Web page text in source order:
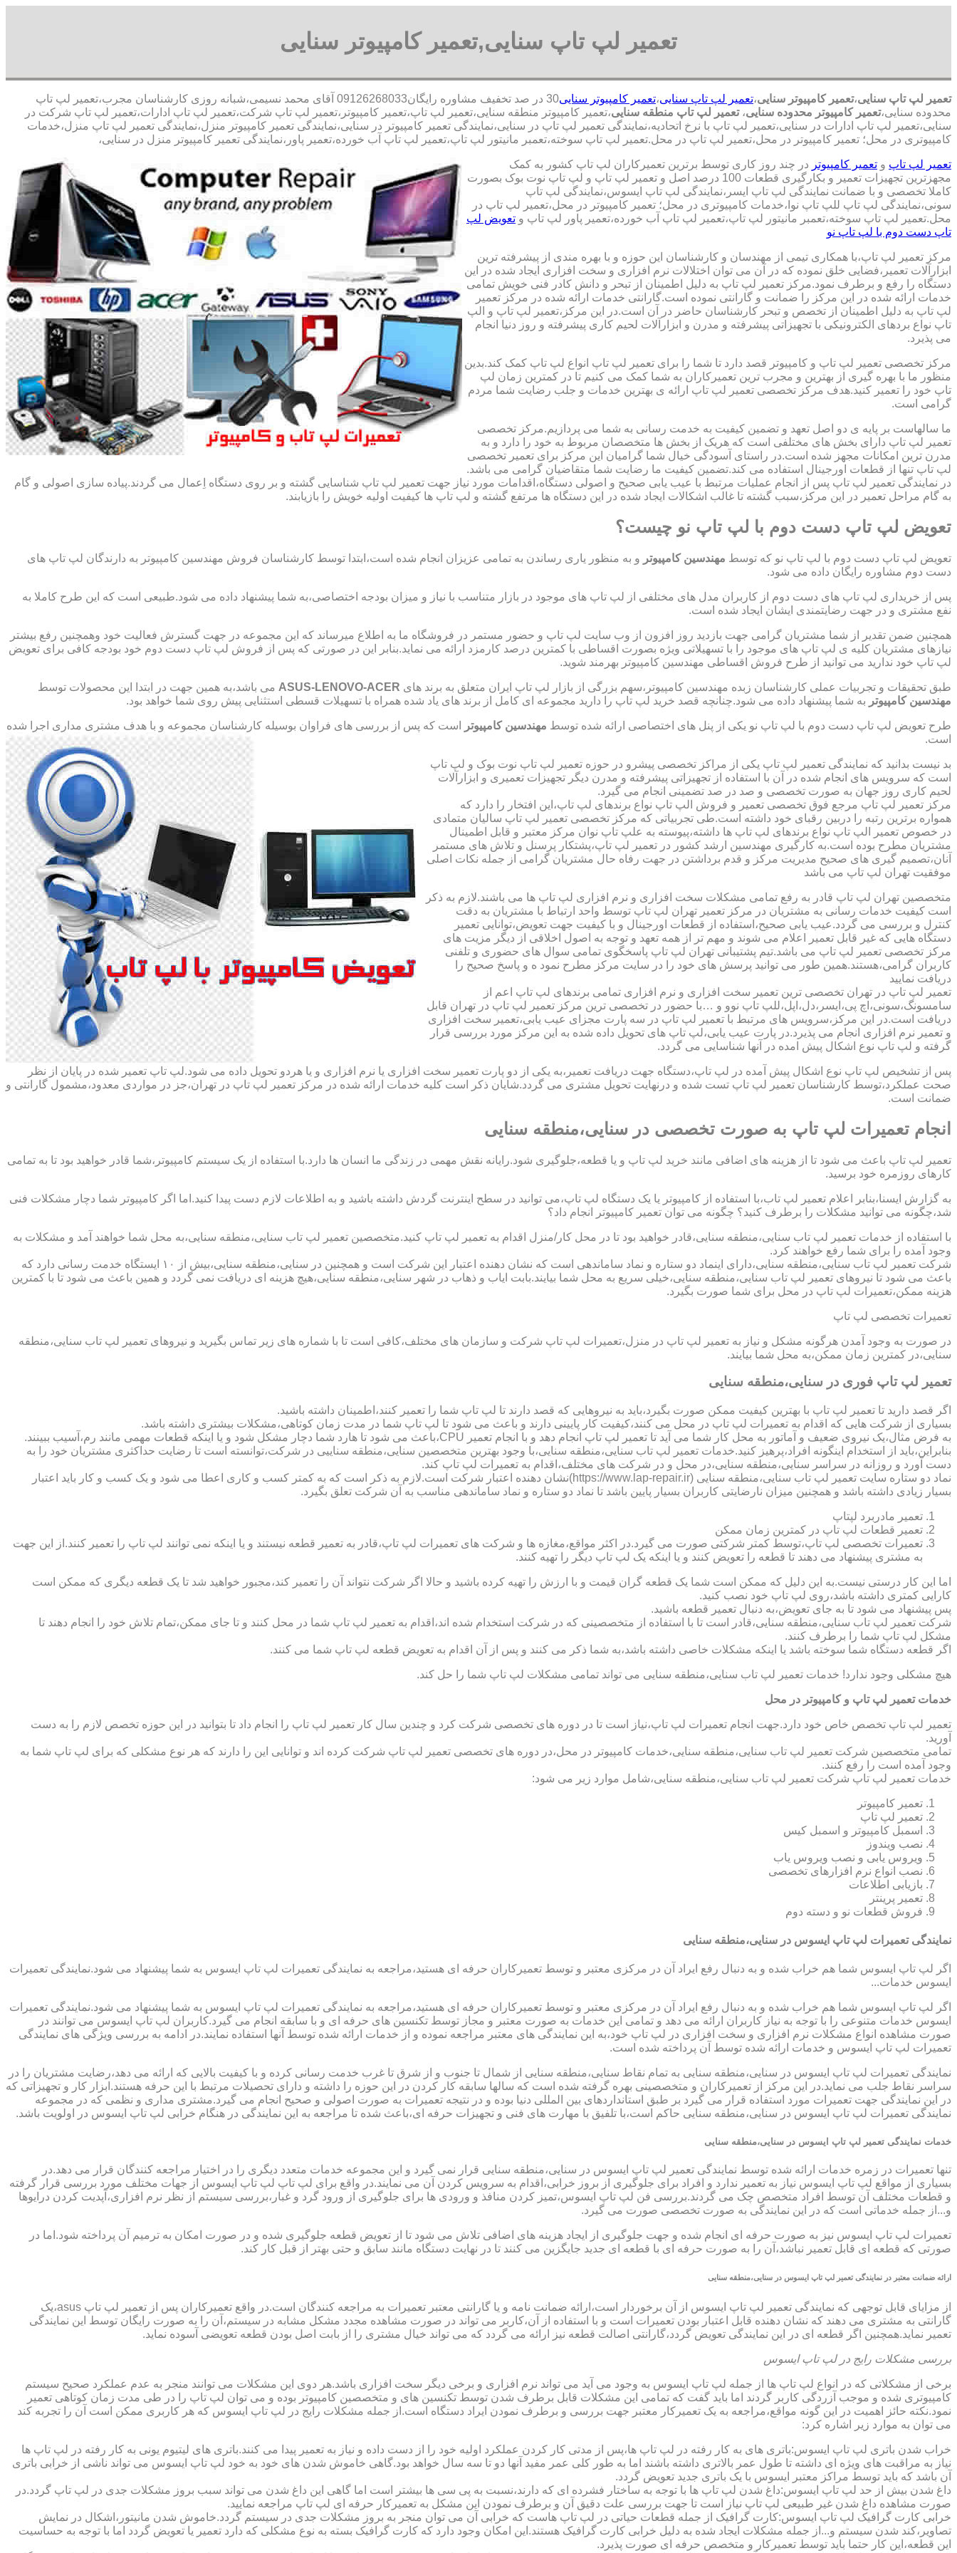
تعمیر لپ تاپ سنایی,تعمیر کامپیوتر سنایی
تعمیر لپ تاپ سنایی،تعمیر کامپیوتر سنایی،تعمیر لپ تاپ سنایی،تعمیر کامپیوتر سنایی
30 در صد تخفیف مشاوره رایگان09126268033 آقای محمد نسیمی،شبانه روزی کارشناسان مجرب،تعمیر لپ تاپ
محدوده سنایی،تعمیر کامپیوتر محدوده سنایی، تعمیر لپ تاپ منطقه سنایی،تعمیر کامپیوتر منطقه سنایی،تعمیر لپ تاپ،تعمیر کامپیوتر،تعمیر لپ تاپ شرکت،تعمیر لپ تاپ ادارات،تعمیر لپ تاپ شرکت در
سنایی،تعمیر لپ تاپ ادارات در سنایی،تعمیر لپ تاپ با نرخ اتحادیه،نمایندگی تعمیر لپ تاپ در سنایی،نمایندگی تعمیر کامپیوتر در سنایی،نمایندگی تعمیر کامپیوتر منزل،نمایندگی تعمیر لپ تاپ منزل،خدمات
کامپیوتری در محل؛ تعمیر کامپیوتر در محل،تعمیر لپ تاپ در محل.تعمیر لپ تاپ سوخته،تعمبر مانیتور لپ تاپ،تعمیر لپ تاپ آب خورده،تعمیر پاور،نمایندگی تعمیر کامپیوتر منزل در سنایی،
تعمیر لپ تاپ و تعمیر کامپیوتر در چند روز کاری توسط برترین تعمیرکاران لپ تاپ کشور به کمک
مجهزترین تجهیزات تعمیر و بکارگیری قطعات 100 درصد اصل و تعمیر لپ تاپ و لپ تاپ نوت بوک بصورت
کاملا تخصصی و با ضمانت نمایندگی لپ تاپ ایسر،نمایندگی لپ تاپ ایسوس،نمایندگی لپ تاپ
سونی،نمایندگی لپ تاپ للپ تاپ نوا،خدمات کامپیوتری در محل؛ تعمیر کامپیوتر در محل،تعمیر لپ تاپ در
محل.تعمیر لپ تاپ سوخته،تعمبر مانیتور لپ تاپ،تعمیر لپ تاپ آب خورده،تعمیر پاور لپ تاپ و تعویض لپ
تاپ دست دوم با لپ تاپ نو
مرکز تعمیر لپ تاپ،با همکاری تیمی از مهندسان و کارشناسان این حوزه و با بهره مندی از پیشرفته ترین
ابزارآلات تعمیر،فضایی خلق نموده که در آن می توان اختلالات نرم افزاری و سخت افزاری ایجاد شده در این
دستگاه را رفع و برطرف نمود.مرکز تعمیر لپ تاپ به دلیل اطمینان از تبحر و دانش کادر فنی خویش تمامی
خدمات ارائه شده در این مرکز را ضمانت و گارانتی نموده است.گارانتی خدمات ارائه شده در مرکز تعمیر
لپ تاپ به دلیل اطمینان از تخصص و تبحر کارشناسان حاضر در آن است.در این مرکز،تعمیر لپ تاپ و الپ
تاپ نواع بردهای الکترونیکی با تجهیزاتی پیشرفته و مدرن و ابزارآلات لحیم کاری پیشرفته و روز دنیا انجام
می پذیرد.
مرکز تخصصی تعمیر لپ تاپ و کامپیوتر قصد دارد تا شما را برای تعمیر لپ تاپ انواع لپ تاپ کمک کند.بدین
منظور ما با بهره گیری از بهترین و مجرب ترین تعمیرکاران به شما کمک می کنیم تا در کمترین زمان لپ
تاپ خود را تعمیر کنید.هدف مرکز تخصصی تعمیر لپ تاپ ارائه ی بهترین خدمات و جلب رضایت شما مردم
گرامی است.
ما سالهاست بر پایه ی دو اصل تعهد و تضمین کیفیت به خدمت رسانی به شما می پردازیم.مرکز تخصصی
تعمیر لپ تاپ دارای بخش های مختلفی است که هریک از بخش ها متخصصان مربوط به خود را دارد و به
مدرن ترین امکانات مجهز شده است.در راستای آسودگی خیال شما گرامیان این مرکز برای تعمیر تخصصی
لپ تاپ تنها از قطعات اورجینال استفاده می کند.تضمین کیفیت ما رضایت شما متقاضیان گرامی می باشد.
در نمایندگی تعمیر لپ تاپ پس از انجام عملیات مرتبط با عیب یابی صحیح و اصولی دستگاه،اقدامات مورد نیاز جهت تعمیر لپ تاپ شناسایی گشته و بر روی دستگاه اِعمال می گردند.پیاده سازی اصولی و گام
به گام مراحل تعمیر در این مرکز،سبب گشته تا غالب اشکالات ایجاد شده در این دستگاه ها مرتفع گشته و لپ تاپ ها کیفیت اولیه خویش را بازیابند.
تعویض لپ تاپ دست دوم با لپ تاپ نو چیست؟
تعویض لپ تاپ دست دوم با لپ تاپ نو که توسط مهندسین کامپیوتر و به منظور یاری رساندن به تمامی عزیزان انجام شده است،ابتدا توسط کارشناسان فروش مهندسین کامپیوتر به دارندگان لپ تاپ های
دست دوم مشاوره رایگان داده می شود.
پس از خریداری لپ تاپ های دست دوم از کاربران مدل های مختلفی از لپ تاپ های موجود در بازار متناسب با نیاز و میزان بودجه اختصاصی،به شما پیشنهاد داده می شود.طبیعی است که این طرح کاملا به
نفع مشتری و در جهت رضایتمندی ایشان ایجاد شده است.
همچنین ضمن تقدیر از شما مشتریان گرامی جهت بازدید روز افزون از وب سایت لپ تاپ و حضور مستمر در فروشگاه ما به اطلاع میرساند که این مجموعه در جهت گسترش فعالیت خود وهمچنین رفع بیشتر
نیازهای مشتریان کلیه ی لپ تاپ های موجود را با تسهیلاتی ویژه بصورت اقساطی با کمترین درصد کارمزد ارائه می نماید.بنابر این در صورتی که پس از فروش لپ تاپ دست دوم خود بودجه کافی برای تعویض
لپ تاپ خود ندارید می توانید از طرح فروش اقساطی مهندسین کامپیوتر بهرمند شوید.
طبق تحقیقات و تجربیات عملی کارشناسان زبده مهندسین کامپیوتر،سهم بزرگی از بازار لپ تاپ ایران متعلق به برند های ASUS-LENOVO-ACER می باشد،به همین جهت در ابتدا این محصولات توسط
مهندسین کامپیوتر به شما پیشنهاد داده می شود.چنانچه قصد خرید لپ تاپ را دارید مجموعه ای کامل از برند های یاد شده همراه با تسهیلات قسطی استثنایی پیش روی شما خواهد بود.
طرح تعویض لپ تاپ دست دوم با لپ تاپ نو یکی از پنل های اختصاصی ارائه شده توسط مهندسین کامپیوتر
است که پس از بررسی های فراوان بوسیله کارشناسان مجموعه و با هدف مشتری مداری اجرا شده
است.
بد نیست بدانید که نمایندگی تعمیر لپ تاپ یکی از مراکز تخصصی پیشرو در حوزه تعمیر لپ تاپ نوت بوک و لپ تاپ
است که سرویس های انجام شده در آن با استفاده از تجهیزاتی پیشرفته و مدرن دیگر تجهیزات تعمیری و ابزارآلات
لحیم کاری روز جهان به صورت تخصصی و صد در صد تضمینی انجام می گیرد.
مرکز تعمیر لپ تاپ مرجع فوق تخصصی تعمیر و فروش الپ تاپ نواع برندهای لپ تاپ،این افتخار را دارد که
همواره برترین رتبه را دربین رقبای خود داشته است.طی تجربیاتی که مرکز تخصصی تعمیر لپ تاپ سالیان متمادی
در خصوص تعمیر الپ تاپ نواع برندهای لپ تاپ ها داشته،پیوسته به علپ تاپ نوان مرکز معتبر و قابل اطمینال
مشتریان مطرح بوده است.به کارگیری مهندسین ارشد کشور در تعمیر لپ تاپ،پشتکار پرسنل و تلاش های مستمر
آنان،تصمیم گیری های صحیح مدیریت مرکز و قدم برداشتن در جهت رفاه حال مشتریان گرامی از جمله نکات اصلی
موفقیت تهران لپ تاپ می باشد
متخصصین تهران لپ تاپ قادر به رفع تمامی مشکلات سخت افزاری و نرم افزاری لپ تاپ ها می باشند.لازم به ذکر
است کیفیت خدمات رسانی به مشتریان در مرکز تعمیر تهران لپ تاپ توسط واحد ارتباط با مشتریان به دقت
کنترل و بررسی می گردد.عیب یابی صحیح،استفاده از قطعات اورجینال و با کیفیت جهت تعویض،توانایی تعمیر
دستگاه هایی که غیر قابل تعمیر اعلام می شوند و مهم تر از همه تعهد و توجه به اصول اخلاقی از دیگر مزیت های
مرکز تخصصی تعمیر لپ تاپ می باشد.تیم پشتیبانی تهران لپ تاپ پاسخگوی تمامی سوال های حضوری و تلفنی
کاربران گرامی،هستند.همین طور می توانید پرسش های خود را در سایت مرکز مطرح نمود ه و پاسخ صحیح را
دریافت نمایید
تعمیر لپ تاپ در تهران تخصصی ترین تعمیر سخت افزاری و نرم افزاری تمامی برندهای لپ تاپ اعم از
سامسونگ،سونی،اچ پی،ایسر،دل،اپل،للپ تاپ نوو و …با حضور در تخصصی ترین مرکز تعمیر لپ تاپ در تهران قابل
دریافت است.در این مرکز،سرویس های مرتبط با تعمیر لپ تاپ در سه پارت مجزای عیب یابی،تعمیر سخت افزاری
و تعمیر نرم افزاری انجام می پذیرد.در پارت عیب یابی،لپ تاپ های تحویل داده شده به این مرکز مورد بررسی قرار
گرفته و لپ تاپ نوع اشکال پیش امده در آنها شناسایی می گردد.
پس از تشخیص لپ تاپ نوع اشکال پیش آمده در لپ تاپ،دستگاه جهت دریافت تعمیر،به یکی از دو پارت تعمیر سخت افزاری یا نرم افزاری و یا هردو تحویل داده می شود.لپ تاپ تعمیر شده در پایان از نظر
صحت عملکرد،توسط کارشناسان تعمیر لپ تاپ تست شده و درنهایت تحویل مشتری می گردد.شایان ذکر است کلیه خدمات ارائه شده در مرکز تعمیر لپ تاپ در تهران،جز در مواردی معدود،مشمول گارانتی و
ضمانت است.
انجام تعمیرات لپ تاپ به صورت تخصصی در سنایی،منطقه سنایی
تعمیر لپ تاپ باعث می شود تا از هزینه های اضافی مانند خرید لپ تاپ و یا قطعه،جلوگیری شود.رایانه نقش مهمی در زندگی ما انسان ها دارد.با استفاده از یک سیستم کامپیوتر،شما قادر خواهید بود تا به تمامی
کارهای روزمره خود برسید.
به گزارش ایسنا،بنابر اعلام تعمیر لپ تاب،با استفاده از کامپیوتر یا یک دستگاه لپ تاپ،می توانید در سطح اینترنت گردش داشته باشید و به اطلاعات لازم دست پیدا کنید.اما اگر کامپیوتر شما دچار مشکلات فنی
شد،چگونه می توانید مشکلات را برطرف کنید؟ چگونه می توان تعمیر کامپیوتر انجام داد؟
با استفاده از خدمات تعمیر لپ تاب سنایی،منطقه سنایی،قادر خواهید بود تا در محل کار/منزل اقدام به تعمیر لپ تاپ کنید.متخصصین تعمیر لپ تاب سنایی،منطقه سنایی،به محل شما خواهند آمد و مشکلات به
وجود آمده را برای شما رفع خواهند کرد.
شرکت تعمیر لپ تاب سنایی،منطقه سنایی،دارای اینماد دو ستاره و نماد ساماندهی است که نشان دهنده اعتبار این شرکت است و همچنین در سنایی،منطقه سنایی،بیش از ۱۰ ایستگاه خدمت رسانی دارد که
باعث می شود تا نیروهای تعمیر لپ تاب سنایی،منطقه سنایی،خیلی سریع به محل شما بیایند.بابت ایاب و ذهاب در شهر سنایی،منطقه سنایی،هیچ هزینه ای دریافت نمی گردد و همین باعث می شود تا با کمترین
هزینه ممکن،تعمیرات لپ تاپ در محل برای شما صورت بگیرد.
تعمیرات تخصصی لپ تاپ
در صورت به وجود آمدن هرگونه مشکل و نیاز به تعمیر لپ تاپ در منزل،تعمیرات لپ تاپ شرکت و سازمان های مختلف،کافی است تا با شماره های زیر تماس بگیرید و نیروهای تعمیر لپ تاب سنایی،منطقه
سنایی،در کمترین زمان ممکن،به محل شما بیایند.
تعمیر لپ تاپ فوری در سنایی،منطقه سنایی
اگر قصد دارید تا تعمیر لپ تاپ با بهترین کیفیت ممکن صورت بگیرد،باید به نیروهایی که قصد دارند تا لپ تاپ شما را تعمیر کنند،اطمینان داشته باشید.
بسیاری از شرکت هایی که اقدام به تعمیرات لپ تاپ در محل می کنند،کیفیت کار پایینی دارند و باعث می شود تا لپ تاپ شما در مدت زمان کوتاهی،مشکلات بیشتری داشته باشد.
به فرض مثال،یک نیروی ضعیف و آماتور به محل کار شما می آید تا تعمیر لپ تاپ انجام دهد و با انجام تعمیر CPU،باعث می شود تا هارد شما دچار مشکل شود و یا اینکه قطعات مهمی مانند رم،آسیب ببینند.
بنابراین،باید از استخدام اینگونه افراد،پرهیز کنید.خدمات تعمیر لپ تاب سنایی،منطقه سنایی،با وجود بهترین متخصصین سنایی،منطقه سناییی در شرکت،توانسته است تا رضایت حداکثری مشتریان خود را به
دست آورد و روزانه در سراسر سنایی،منطقه سنایی،در محل و در شرکت های مختلف،اقدام به تعمیرات لپ تاپ کند.
نماد دو ستاره سایت تعمیر لپ تاب سنایی،منطقه سنایی (https://www.lap-repair.ir)نشان دهنده اعتبار شرکت است.لازم به ذکر است که به کمتر کسب و کاری اعطا می شود و یک کسب و کار باید اعتبار
بسیار زیادی داشته باشد و همچنین میزان نارضایتی کاربران بسیار پایین باشد تا نماد دو ستاره و نماد ساماندهی مناسب به آن شرکت تعلق بگیرد.
تعمیر مادربرد لپتاپ
تعمیر قطعات لپ تاپ در کمترین زمان ممکن
تعمیرات تخصصی لپ تاپ،توسط کمتر شرکتی صورت می گیرد.در اکثر مواقع،مغازه ها و شرکت های تعمیرات لپ تاپ،قادر به تعمیر قطعه نیستند و یا اینکه نمی توانند لپ تاپ را تعمیر کنند.از این جهت
به مشتری پیشنهاد می دهند تا قطعه را تعویض کنند و یا اینکه یک لپ تاپ دیگر را تهیه کنند.
اما این کار درستی نیست.به این دلیل که ممکن است شما یک قطعه گران قیمت و با ارزش را تهیه کرده باشید و حالا اگر شرکت نتواند آن را تعمیر کند،مجبور خواهید شد تا یک قطعه دیگری که ممکن است
کارایی کمتری داشته باشد،روی لپ تاپ خود نصب کنید.
پس پیشنهاد می شود تا به جای تعویض،به دنبال تعمیر قطعه باشید.
شرکت تعمیر لپ تاب سنایی،منطقه سنایی،قادر است تا با استفاده از متخصصینی که در شرکت استخدام شده اند،اقدام به تعمیر لپ تاپ شما در محل کنند و تا جای ممکن،تمام تلاش خود را انجام دهند تا
مشکل لپ تاپ شما را برطرف کنند.
اگر قطعه دستگاه شما سوخته باشد یا اینکه مشکلات خاصی داشته باشد،به شما ذکر می کنند و پس از آن اقدام به تعویض قطعه لپ تاپ شما می کنند.
هیچ مشکلی وجود ندارد! خدمات تعمیر لپ تاب سنایی،منطقه سنایی می تواند تمامی مشکلات لپ تاپ شما را حل کند.
خدمات تعمیر لپ تاپ و کامپیوتر در محل
تعمیر لپ تاپ تخصص خاص خود دارد.جهت انجام تعمیرات لپ تاپ،نیاز است تا در دوره های تخصصی شرکت کرد و چندین سال کار تعمیر لپ تاپ را انجام داد تا بتوانید در این حوزه تخصص لازم را به دست
آورید.
تمامی متخصصین شرکت تعمیر لپ تاب سنایی،منطقه سنایی،خدمات کامپیوتر در محل،در دوره های تخصصی تعمیر لپ تاپ شرکت کرده اند و توانایی این را دارند که هر نوع مشکلی که برای لپ تاپ شما به
وجود آمده است را رفع کنند.
خدمات تعمیر لپ تاپ شرکت تعمیر لپ تاب سنایی،منطقه سنایی،شامل موارد زیر می شود:
تعمیر کامپیوتر
تعمیر لپ تاپ
اسمبل کامپیوتر و اسمبل کیس
نصب ویندوز
ویروس یابی و نصب ویروس یاب
نصب انواع نرم افزارهای تخصصی
بازیابی اطلاعات
تعمیر پرینتر
فروش قطعات نو و دسته دوم
نمایندگی تعمیرات لپ تاپ ایسوس در سنایی،منطقه سنایی
اگر لپ تاپ ایسوس شما هم خراب شده و به دنبال رفع ایراد آن در مرکزی معتبر و توسط تعمیرکاران حرفه ای هستید،مراجعه به نمایندگی تعمیرات لپ تاپ ایسوس به شما پیشنهاد می شود.نمایندگی تعمیرات
ایسوس خدمات...
اگر لپ تاپ ایسوس شما هم خراب شده و به دنبال رفع ایراد آن در مرکزی معتبر و توسط تعمیرکاران حرفه ای هستید،مراجعه به نمایندگی تعمیرات لپ تاپ ایسوس به شما پیشنهاد می شود.نمایندگی تعمیرات
ایسوس خدمات متنوعی را با توجه به نیاز کاربران ارائه می دهد و تمامی این خدمات به صورت معتبر و مجاز توسط تکنسین های حرفه ای و با سابقه انجام می گیرد.کاربران لپ تاپ ایسوس می توانند در
صورت مشاهده انواع مشکلات نرم افزاری و سخت افزاری در لپ تاپ خود،به این نمایندگی های معتبر مراجعه نموده و از خدمات ارائه شده توسط آنها استفاده نمایند.در ادامه به بررسی ویژگی های نمایندگی
تعمیرات لپ تاپ ایسوس و خدمات ارائه شده توسط آن پرداخته شده است.
نمایندگی تعمیرات لپ تاپ ایسوس در سنایی،منطقه سنایی به تمام نقاط سنایی،منطقه سنایی از شمال تا جنوب و از شرق تا غرب خدمت رسانی کرده و با کیفیت بالایی که ارائه می دهد،رضایت مشتریان را در
سراسر نقاط جلب می نماید.در این مرکز از تعمیرکاران و متخصصینی بهره گرفته شده است که سالها سابقه کار کردن در این حوزه را داشته و دارای تحصیلات مرتبط با این حرفه هستند.ابزار کار و تجهیزاتی که
در این نمایندگی جهت تعمیرات مورد استفاده قرار می گیرد بر طبق استانداردهای بین المللی دنیا بوده و در نتیجه تعمیرات به صورت اصولی و صحیح انجام می گیرد.مشتری مداری و نظمی که در مجموعه
نمایندگی تعمیرات لپ تاپ ایسوس در سنایی،منطقه سنایی حاکم است،با تلفیق با مهارت های فنی و تجهیزات حرفه ای،باعث شده تا مراجعه به این نمایندگی در هنگام خرابی لپ تاپ ایسوس در اولویت باشد.
خدمات نمایندگی تعمیر لپ تاپ ایسوس در سنایی،منطقه سنایی
تنها تعمیرات در زمره خدمات ارائه شده توسط نمایندگی تعمیر لپ تاپ ایسوس در سنایی،منطقه سنایی قرار نمی گیرد و این مجموعه خدمات متعدد دیگری را در اختیار مراجعه کنندگان قرار می دهد.در
بسیاری از مواقع لپ تاپ ایسوس نیاز به تعمیر ندارد و افراد برای جلوگیری از بروز خرابی،اقدام به سرویس کردن آن می نمایند.در واقع برای لپ تاپ لپ تاپ ایسوس از جهات مختلف مورد بررسی قرار گرفته
و قطعات مختلف آن توسط افراد متخصص چک می گردند.بررسی فن لپ تاپ ایسوس،تمیز کردن منافذ و ورودی ها برای جلوگیری از ورود گرد و غبار،بررسی سیستم از نظر نرم افزاری،آپدیت کردن درایوها
و...از جمله خدماتی است که در این نمایندگی به صورت تخصصی صورت می گیرد.
تعمیرات لپ تاپ ایسوس نیز به صورت حرفه ای انجام شده و جهت جلوگیری از ایجاد هزینه های اضافی تلاش می شود تا از تعویض قطعه جلوگیری شده و در صورت امکان به ترمیم آن پرداخته شود.اما در
صورتی که قطعه ای قابل تعمیر نباشد،آن را به صورت حرفه ای با قطعه ای جدید جایگزین می کنند تا در نهایت دستگاه مانند سابق و حتی بهتر از قبل کار کند.
ارائه ضمانت معتبر در نمایندگی تعمیر لپ تاپ ایسوس در سنایی،منطقه سنایی
از مزایای قابل توجهی که نمایندگی تعمیر لپ تاپ ایسوس از آن برخوردار است،ارائه ضمانت نامه و یا گارانتی معتبر تعمیرات به مراجعه کنندگان است.در واقع تعمیرکاران پس از تعمیر لپ تاپ asus،یک
گارانتی به مشتری می دهند که نشان دهنده قابل اعتبار بودن تعمیرات است و با استفاده از آن،کاربر می تواند در صورت مشاهده مجدد مشکل مشابه در سیستم،آن را به صورت رایگان توسط این نمایندگی
تعمیر نماید.همچنین اگر قطعه ای در این نمایندگی تعویض گردد،گارانتی اصالت قطعه نیز ارائه می گردد که می تواند خیال مشتری را از بابت اصل بودن قطعه تعویضی آسوده نماید.
بررسی مشکلات رایج در لپ تاپ ایسوس
برخی از مشکلاتی که در انواع لپ تاپ ها از جمله لپ تاپ ایسوس به وجود می آید می تواند نرم افزاری و برخی دیگر سخت افزاری باشد.هر دوی این مشکلات می توانند منجر به عدم عملکرد صحیح سیستم
کامپیوتری شده و موجب آزردگی کاربر گردند اما باید گفت که تمامی این مشکلات قابل برطرف شدن توسط تکنسین های و متخصصین کامپیوتر بوده و می توان لپ تاپ را در طی مدت زمان کوتاهی تعمیر
نمود.نکته حائز اهمیت در این گونه مواقع،مراجعه به یک تعمیرکار معتبر جهت بررسی و برطرف نمودن ایراد دستگاه است.از جمله مشکلات رایج در لپ تاپ ایسوس که هر کاربری ممکن است آن را تجربه کند
می توان به موارد زیر اشاره کرد:
خراب شدن باتری لپ تاپ ایسوس:باتری های به کار رفته در لپ تاپ ها،پس از مدتی کار کردن عملکرد اولیه خود را از دست داده و نیاز به تعمیر پیدا می کنند.باتری های لیتیوم یونی به کار رفته در لپ تاپ ها
نیاز به مراقبت های ویژه ای داشته تا طول عمر بالاتری داشته باشند اما به طور کلی عمر مفید آنها دو تا سه سال خواهد بود.گاهی خاموش شدن های خود به خود لپ تاپ ایسوس می تواند ناشی از خرابی باتری
آن باشد که باید توسط مراکز معتبر ایسوس با یک باتری جدید تعویض گردد.
داغ شدن بیش از حد لپ تاپ ایسوس:داغ شدن لپ تاپ ها با توجه به ساختار فشرده ای که دارند،نسبت به پی سی ها بیشتر است اما گاهی این داغ شدن می تواند سبب بروز مشکلات جدی در لپ تاپ گردد.در
صورت مشاهده داغ شدن غیر طبیعی لپ تاپ نیاز است تا جهت بررسی علت دقیق آن و برطرف نمودن این مشکل به تعمیرکار حرفه ای لپ تاپ مراجعه نمایید.
خرابی کارت گرافیک لپ تاپ ایسوس:کارت گرافیک از جمله قطعات حیاتی در لپ تاپ هاست که خرابی آن می توان منجر به بروز مشکلات جدی در سیستم گردد.خاموش شدن مانیتور،اشکال در نمایش
تصاویر،کند شدن سیستم و...از جمله مشکلات ایجاد شده به دلیل خرابی کارت گرافیک هستند.این امکان وجود دارد که کارت گرافیک بسته به نوع مشکلی که دارد تعمیر یا تعویض گردد اما با توجه به حساسیت
این قطعه،این کار حتما باید توسط تعمیرکار و متخصص حرفه ای صورت پذیرد.